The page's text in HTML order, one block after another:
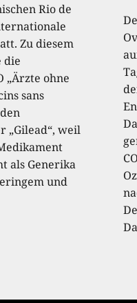
Rio de
Zu diesem
die
„Ärzte ohne
sans
„Gilead“, weil
als Generika
und